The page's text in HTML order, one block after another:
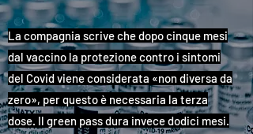
La compagnia scrive che dopo cinque mesi
dal vaccino la protezione contro i sintomi
del Covid viene considerata «non diversa da
zero», per questo è necessaria la terza
dose. Il green pass dura invece dodici mesi.